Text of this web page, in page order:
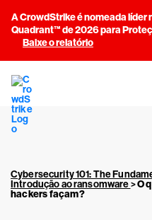
A CrowdStrike é nomeada líder
Quadrant™ de 2026 para
Baixe o relatório
Cybersecurity 101: The
Introdução ao ransomware>O
hackersfaçam?